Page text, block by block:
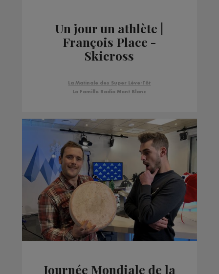
Un jour un athlète |
François Place -
Skicross
La Matinale des Super Lève-Tôt
La Famille Radio Mont Blanc
Journée Mondiale de la